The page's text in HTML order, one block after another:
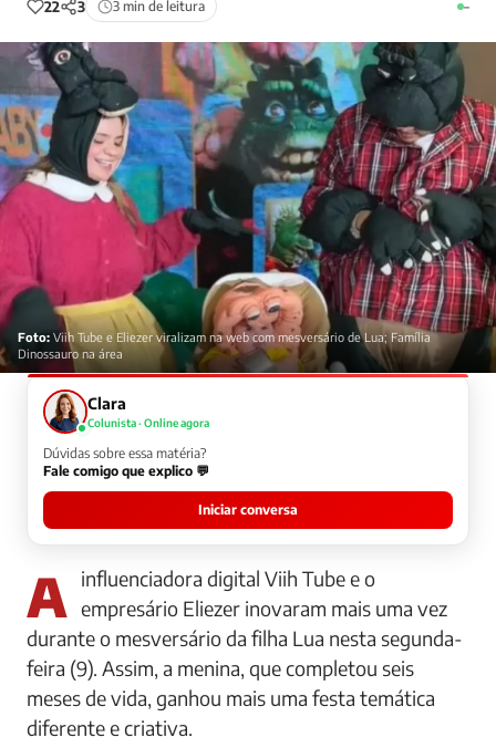
22 3 3 min de leitura –
Foto: Viih Tube e Eliezer viralizam na web com mesversário de Lua; Família
Dinossauro na área
Clara
Colunista · Online agora
Dúvidas sobre essa matéria?
Fale comigo que explico 💬
Iniciar conversa
A influenciadora digital Viih Tube e o empresário Eliezer inovaram mais uma vez
durante o mesversário da filha Lua nesta segunda-
feira (9). Assim, a menina, que completou seis
meses de vida, ganhou mais uma festa temática
diferente e criativa.